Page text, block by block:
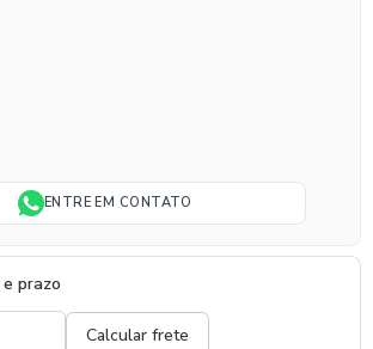
ENTRE EM CONTATO
prazo